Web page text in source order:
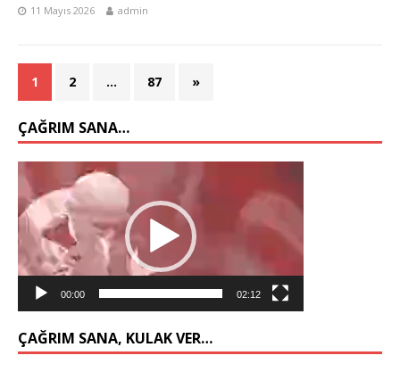
11 Mayıs 2026 admin
1 2 … 87 »
ÇAĞRIM SANA…
oynatıcı
00:00 02:12
ÇAĞRIM SANA, KULAK VER…